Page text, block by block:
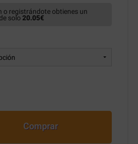
o registrándote obtienes un
solo 20.05€
Comprar